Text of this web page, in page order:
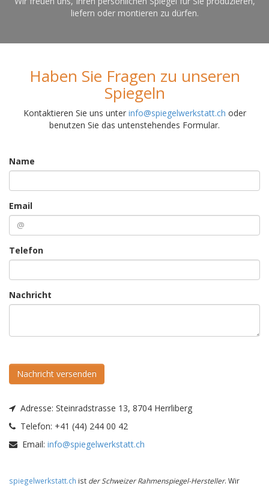
liefern oder montieren zu dürfen.
Haben Sie Fragen zu unseren
Spiegeln
Kontaktieren Sie uns unter info@spiegelwerkstatt.ch oder
benutzen Sie das untenstehendes Formular.
Name
Email
Telefon
Nachricht
Nachricht versenden
Adresse: Steinradstrasse 13, 8704 Herrliberg
Telefon: +41 (44) 244 00 42
Email: info@spiegelwerkstatt.ch
spiegelwerkstatt.ch ist der Schweizer Rahmenspiegel-Hersteller. Wir